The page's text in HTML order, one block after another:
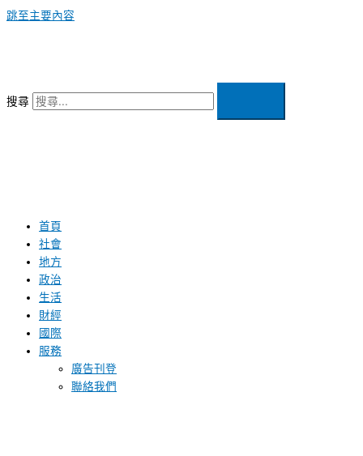
跳至主要內容
搜尋
首頁
社會
地方
政治
生活
財經
國際
服務
廣告刊登
聯絡我們